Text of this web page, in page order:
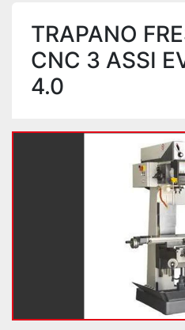
TRAPANO
CNC 3 ASSI
4.0